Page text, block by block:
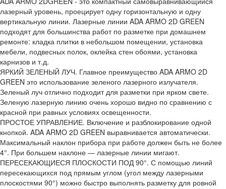
лазерный уровень, проецирует одну горизонтальную и одну
вертикальную линии. Лазерные линии ADA ARMO 2D GREEN
подходят для большинства работ по разметке при домашнем
ремонте: кладка плитки в небольшом помещении, установка
мебели, подвесных полок, оклейка стен обоями, установка
карнизов и т.д.
ЯРКИЙ ЗЕЛЕНЫЙ ЛУЧ. Главное преимущество ADA ARMO 2D
GREEN это использование зеленого лазерного излучателя.
Зеленый луч отлично подходит для разметки при ярком свете.
Зеленую лазерную линию очень хорошо видно по сравнению с
красной при равных условиях освещенности.
ПРОСТОЕ УПРАВЛЕНИЕ. Включение и разблокирование одной
кнопкой. ADA ARMO 2D GREEN выравнивается автоматически.
Максимальный наклон прибора при работе должен быть не более
4°. При большем наклоне — лазерные линии мигают.
ПЕРЕСЕКАЮЩИЕСЯ ПЛОСКОСТИ ПОД 90°. С помощью линий
пересекающихся под прямым углом (угол между лазерными
плоскостями 90°) можно быстро выполнять разметку для ровной